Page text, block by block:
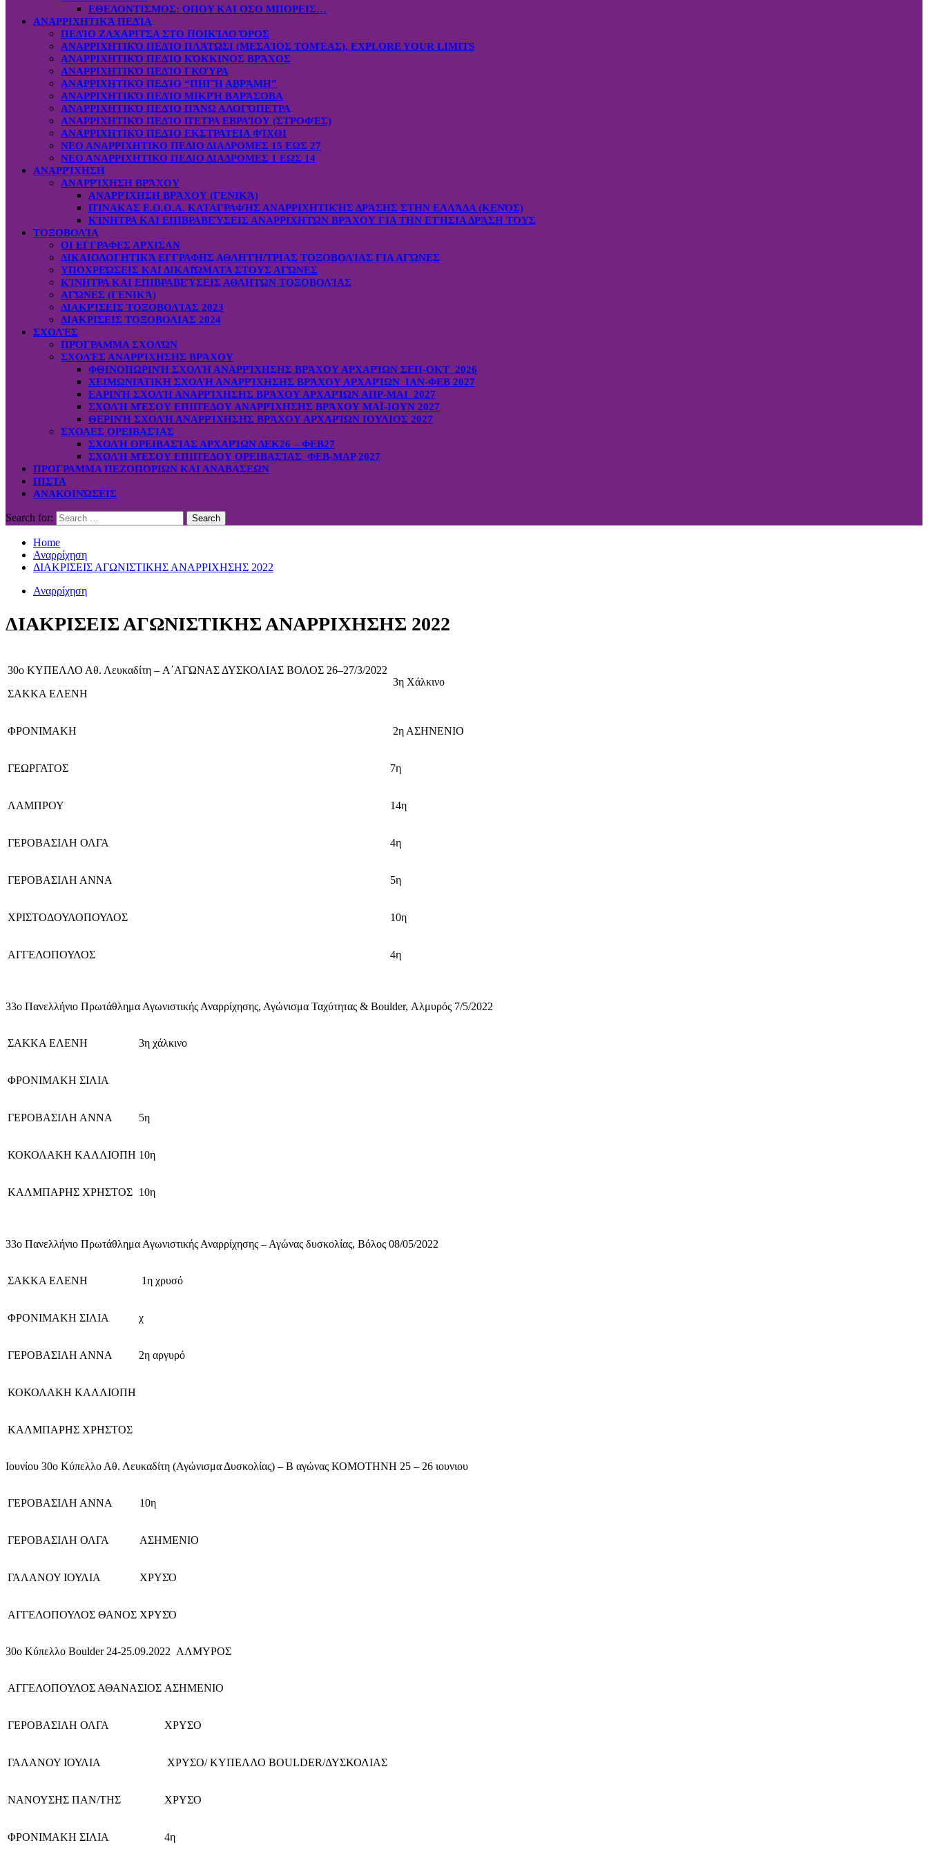
ΕΘΕΛΟΝΤΙΣΜΟΣ: OΠOY KAI ΟΣΟ ΜΠΟΡΕΙΣ…
ΑΝΑΡΡΙΧΗΤΙΚΆ ΠΕΔΊΑ
ΠΕΔΊΟ ΖΑΧΑΡΙΤΣΑ ΣΤΟ ΠΟΙΚΊΛΟ ΌΡΟΣ
ΑΝΑΡΡΙΧΗΤΙΚΌ ΠΕΔΊΟ ΠΛΆΤΩΣΙ (ΜΕΣΑΊΟΣ ΤΟΜΈΑΣ), EXPLORE YOUR LIMITS
ΑΝΑΡΡΙΧΗΤΙΚΌ ΠΕΔΊΟ ΚΌΚΚΙΝΟΣ ΒΡΆΧΟΣ
ΑΝΑΡΡΙΧΗΤΙΚΌ ΠΕΔΊΟ ΓΚΟΎΡΑ
ΑΝΑΡΡΙΧΗΤΙΚΌ ΠΕΔΊΟ “ΠΗΓΉ ΑΒΡΆΜΗ”
ΑΝΑΡΡΙΧΗΤΙΚΌ ΠΕΔΊΟ ΜΙΚΡΉ ΒΑΡΆΣΟΒΑ
ΑΝΑΡΡΙΧΗΤΙΚΌ ΠΕΔΊΟ ΠΆΝΩ ΑΛΟΓΌΠΕΤΡΑ
ΑΝΑΡΡΙΧΗΤΙΚΌ ΠΕΔΊΟ ΠΈΤΡΑ ΕΒΡΑΊΟΥ (ΣΤΡΟΦΈΣ)
ΑΝΑΡΡΙΧΗΤΙΚΌ ΠΕΔΊΟ ΕΚΣΤΡΑΤΕΙΑ ΦΊΧΘΙ
ΝΕΟ ΑΝΑΡΡΙΧΗΤΙΚΟ ΠΕΔΙΟ ΔΙΑΔΡΟΜΕΣ 15 ΕΩΣ 27
ΝΕΟ ΑΝΑΡΡΙΧΗΤΙΚΟ ΠΕΔΙΟ ΔΙΑΔΡΟΜΕΣ 1 ΕΩΣ 14
ΑΝΑΡΡΊΧΗΣΗ
ΑΝΑΡΡΊΧΗΣΗ ΒΡΆΧΟΥ
ΑΝΑΡΡΊΧΗΣΗ ΒΡΆΧΟΥ (ΓΕΝΙΚΆ)
ΠΊΝΑΚΑΣ Ε.Ο.Ο.Α. ΚΑΤΑΓΡΑΦΉΣ ΑΝΑΡΡΙΧΗΤΙΚΉΣ ΔΡΆΣΗΣ ΣΤΗΝ ΕΛΛΆΔΑ (ΚΕΝΌΣ)
ΚΊΝΗΤΡΑ ΚΑΙ ΕΠΙΒΡΑΒΕΎΣΕΙΣ ΑΝΑΡΡΙΧΗΤΏΝ ΒΡΆΧΟΥ ΓΙΑ ΤΗΝ ΕΤΉΣΙΑ ΔΡΆΣΗ ΤΟΥΣ
ΤΟΞΟΒΟΛΊΑ
ΟΙ ΕΓΓΡΑΦΕΣ ΑΡΧΙΣΑΝ
ΔΙΚΑΙΟΛΟΓΗΤΙΚΆ ΕΓΓΡΑΦΗΣ ΑΘΛΗΤΉ/ΤΡΙΑΣ ΤΟΞΟΒΟΛΊΑΣ ΓΙΑ ΑΓΏΝΕΣ
ΥΠΟΧΡΕΏΣΕΙΣ ΚΑΙ ΔΙΚΑΙΏΜΑΤΑ ΣΤΟΥΣ ΑΓΏΝΕΣ
ΚΊΝΗΤΡΑ ΚΑΙ ΕΠΙΒΡΑΒΕΎΣΕΙΣ ΑΘΛΗΤΏΝ ΤΟΞΟΒΟΛΊΑΣ
ΑΓΏΝΕΣ (ΓΕΝΙΚΆ)
ΔΙΑΚΡΊΣΕΙΣ ΤΟΞΟΒΟΛΊΑΣ 2023
ΔΙΑΚΡΙΣΕΙΣ ΤΟΞΟΒΟΛΙΑΣ 2024
ΣΧΟΛΈΣ
ΠΡΌΓΡΑΜΜΑ ΣΧΟΛΏΝ
ΣΧΟΛΈΣ ΑΝΑΡΡΊΧΗΣΗΣ ΒΡΆΧΟΥ
ΦΘΙΝΟΠΩΡΙΝΉ ΣΧΟΛΉ ΑΝΑΡΡΊΧΗΣΗΣ ΒΡΆΧΟΥ ΑΡΧΑΡΊΩΝ ΣΕΠ-ΟΚΤ 2026
ΧΕΙΜΩΝΙΆΤΙΚΗ ΣΧΟΛΉ ΑΝΑΡΡΊΧΗΣΗΣ ΒΡΆΧΟΥ ΑΡΧΑΡΊΩΝ ΙΑΝ-ΦΕΒ 2027
ΕΑΡΙΝΉ ΣΧΟΛΉ ΑΝΑΡΡΊΧΗΣΗΣ ΒΡΆΧΟΥ ΑΡΧΑΡΊΩΝ ΑΠΡ-ΜΑΙ 2027
ΣΧΟΛΉ ΜΈΣΟΥ ΕΠΙΠΈΔΟΥ ΑΝΑΡΡΊΧΗΣΗΣ ΒΡΆΧΟΥ ΜΑΪ-ΙΟΥΝ 2027
ΘΕΡΙΝΉ ΣΧΟΛΉ ΑΝΑΡΡΊΧΗΣΗΣ ΒΡΆΧΟΥ ΑΡΧΑΡΊΩΝ ΙΟΥΛΙΟΣ 2027
ΣΧΟΛΕΣ ΟΡΕΙΒΑΣΊΑΣ
ΣΧΟΛΉ ΟΡΕΙΒΑΣΊΑΣ ΑΡΧΑΡΊΩΝ ΔΕΚ26 – ΦΕΒ27
ΣΧΟΛΉ ΜΈΣΟΥ ΕΠΙΠΈΔΟΥ ΟΡΕΙΒΑΣΊΑΣ ΦΕΒ-ΜΑΡ 2027
ΠΡΟΓΡΑΜΜΑ ΠΕΖΟΠΟΡΙΩΝ ΚΑΙ ΑΝΑΒΑΣΕΩΝ
ΠΙΣΤΑ
ΑΝΑΚΟΙΝΏΣΕΙΣ
Search for:
Home
Αναρρίχηση
ΔΙΑΚΡΙΣΕΙΣ ΑΓΩΝΙΣΤΙΚΗΣ ΑΝΑΡΡΙΧΗΣΗΣ 2022
Αναρρίχηση
ΔΙΑΚΡΙΣΕΙΣ ΑΓΩΝΙΣΤΙΚΗΣ ΑΝΑΡΡΙΧΗΣΗΣ 2022
30o ΚΥΠΕΛΛΟ Αθ. Λευκαδίτη – A΄ΑΓΩΝΑΣ ΔΥΣΚΟΛΙΑΣ ΒΟΛΟΣ 26–27/3/2022
ΣΑΚΚΑ ΕΛΕΝΗ
3η Χάλκινο
ΦΡΟΝΙΜΑΚΗ 2η ΑΣΗΝΕΝΙΟ
ΓΕΩΡΓΑΤΟΣ 7η
ΛΑΜΠΡΟΥ 14η
ΓΕΡΟΒΑΣΙΛΗ ΟΛΓΑ 4η
ΓΕΡΟΒΑΣΙΛΗ ΑΝΝΑ 5η
ΧΡΙΣΤΟΔΟΥΛΟΠΟΥΛΟΣ 10η
ΑΓΓΕΛΟΠΟΥΛΟΣ 4η
33ο Πανελλήνιο Πρωτάθλημα Αγωνιστικής Αναρρίχησης, Αγώνισμα Ταχύτητας & Boulder, Αλμυρός 7/5/2022
ΣΑΚΚΑ ΕΛΕΝΗ 3η χάλκινο
ΦΡΟΝΙΜΑΚΗ ΣΙΛΙΑ
ΓΕΡΟΒΑΣΙΛΗ ΑΝΝΑ 5η
ΚΟΚΟΛΑΚΗ ΚΑΛΛΙΟΠΗ 10η
ΚΑΛΜΠΑΡΗΣ ΧΡΗΣΤΟΣ 10η
33ο Πανελλήνιο Πρωτάθλημα Αγωνιστικής Αναρρίχησης – Αγώνας δυσκολίας, Βόλος 08/05/2022
ΣΑΚΚΑ ΕΛΕΝΗ 1η χρυσό
ΦΡΟΝΙΜΑΚΗ ΣΙΛΙΑ χ
ΓΕΡΟΒΑΣΙΛΗ ΑΝΝΑ 2η αργυρό
ΚΟΚΟΛΑΚΗ ΚΑΛΛΙΟΠΗ
ΚΑΛΜΠΑΡΗΣ ΧΡΗΣΤΟΣ
Ιουνίου 30o Κύπελλο Αθ. Λευκαδίτη (Αγώνισμα Δυσκολίας) – Β αγώνας ΚΟΜΟΤΗΝΗ 25 – 26 ιουνιου
ΓΕΡΟΒΑΣΙΛΗ ΑΝΝΑ 10η
ΓΕΡΟΒΑΣΙΛΗ ΟΛΓΑ ΑΣΗΜΕΝΙΟ
ΓΑΛΑΝΟΥ ΙΟΥΛΙΑ ΧΡΥΣΌ
ΑΓΓΕΛΟΠΟΥΛΟΣ ΘΑΝΟΣ ΧΡΥΣΌ
30ο Κύπελλο Boulder 24-25.09.2022 ΑΛΜΥΡΟΣ
ΑΓΓΕΛΟΠΟΥΛΟΣ ΑΘΑΝΑΣΙΟΣ ΑΣΗΜΕΝΙΟ
ΓΕΡΟΒΑΣΙΛΗ ΟΛΓΑ ΧΡΥΣΟ
ΓΑΛΑΝΟΥ ΙΟΥΛΙΑ ΧΡΥΣΟ/ ΚΥΠΕΛΛΟ BOULDER/ΔΥΣΚΟΛΙΑΣ
ΝΑΝΟΥΣΗΣ ΠΑΝ/ΤΗΣ ΧΡΥΣΟ
ΦΡΟΝΙΜΑΚΗ ΣΙΛΙΑ 4η